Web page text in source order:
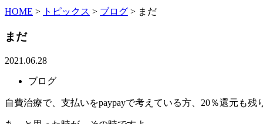
HOME > トピックス > ブログ > まだ
まだ
2021.06.28
ブログ
自費治療で、支払いをpaypayで考えている方、20％還元も残